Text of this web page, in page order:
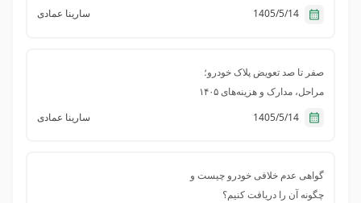
خصوصی، توقیف قضایی خودرو، یا بدهی مالیاتی و
و پیگیری علت شکایت ثبت‌شده روی پلاک خود اقدام
کنید. همچنین در صورت وجود پرونده قضایی، مراجعه
سارینا عمادی
صفر تا صد تعویض پلاک خودرو؛
مراحل، مدارک و هزینه‌های ۱۴۰۵
سارینا عمادی
گواهی عدم خلافی خودرو چیست و
چگونه آن را دریافت کنیم؟